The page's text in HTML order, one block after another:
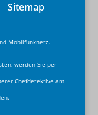
Sitemap
Mobilfunknetz.
werden Sie per
Chefdetektive am